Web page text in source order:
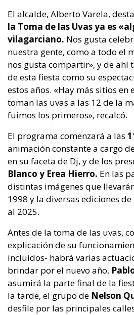
El alcalde, Alberto Varela,
la Toma de las Uvas ya es
vilagarciano. Nos gusta
nuestra gente, como a todo el
nos gusta compartir», y de ahí
de esta fiesta como su
estos años. «Hay más sitios en
toman las uvas a las 12 de la
fuimos los primeros», recalcó.
El programa comenzará a las
animación constante a cargo
en su faceta de Dj, y de los
Blanco y Erea Hierro. En las
distintas imágenes que
1998 y la diversas ediciones
al 2025.
Antes de la toma de las uvas,
explicación de su
incluidos- habrá varias
brindar por el nuevo año,
asumirá la parte final de la
la tarde, el grupo de Nelson
desfile por las principales